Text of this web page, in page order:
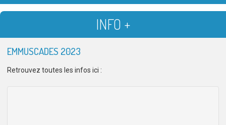
INFO +
EMMUSCADES 2023
Retrouvez toutes les infos ici :